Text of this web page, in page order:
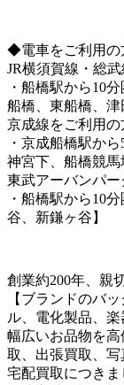
◆電車をご利用
JR横須賀線・総
・船橋駅から10
船橋、東船橋、津
京成線をご利用の
・京成船橋駅か
神宮下、船橋競馬
東武アーバンパ
・船橋駅から10
谷、新鎌ヶ谷】
創業約200年、親
【ブランドのバ
ル、電化製品、
幅広いお品物を
取、出張買取、写
宅配買取につき